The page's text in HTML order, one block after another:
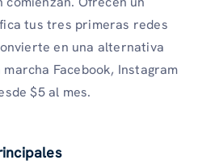
tus tres primeras redes
en una alternativa
Facebook, Instagram
$5 al mes.